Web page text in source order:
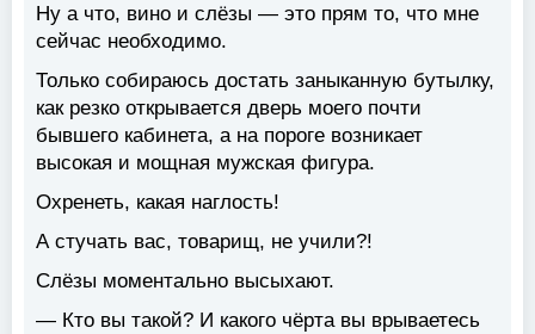
Ну а что, вино и слёзы — это прям то, что мне
сейчас необходимо.
Только собираюсь достать заныканную бутылку,
как резко открывается дверь моего почти
бывшего кабинета, а на пороге возникает
высокая и мощная мужская фигура.
Охренеть, какая наглость!
А стучать вас, товарищ, не учили?!
Слёзы моментально высыхают.
— Кто вы такой? И какого чёрта вы врываетесь